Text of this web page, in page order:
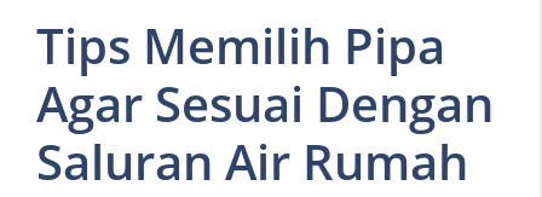
Tips Memilih Pipa
Agar Sesuai Dengan
Saluran Air Rumah